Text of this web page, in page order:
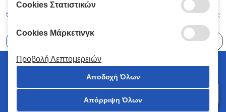
Όροι και Προϋποθέσεις Κώδικας Δεοντολογίας
© 2026 Χαλκιαδάκης all rights reserved
Cookies Στατιστικών
Cookies Μάρκετινγκ
Προβολή Λεπτομερειών
Αποδοχή Όλων
Απόρριψη Όλων